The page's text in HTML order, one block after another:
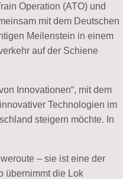
Operation (ATO) und
mit dem Deutschen
Meilenstein in einem
auf der Schiene
Innovationen“, mit dem
Technologien im
steigern möchte. In
– sie ist eine der
übernimmt die Lok